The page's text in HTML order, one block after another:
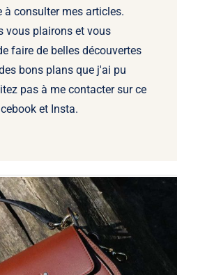
à consulter mes articles.
vous plairons et vous
faire de belles découvertes
bons plans que j'ai pu
pas à me contacter sur ce
et Insta.